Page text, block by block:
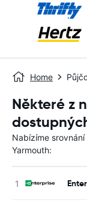
Home
Některé z
Nabízíme
Yarmouth: